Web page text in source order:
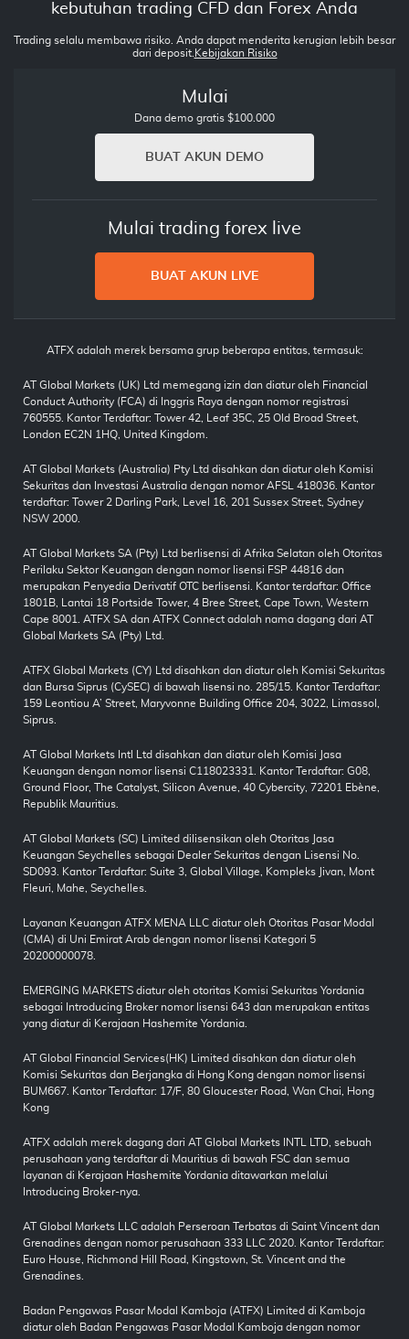
kebutuhan trading CFD dan Forex Anda
Trading selalu membawa risiko. Anda dapat menderita kerugian lebih besar
dari deposit. Kebijakan Risiko
Mulai
Dana demo gratis $100.000
BUAT AKUN DEMO
Mulai trading forex live
BUAT AKUN LIVE
ATFX adalah merek bersama grup beberapa entitas, termasuk:
AT Global Markets (UK) Ltd memegang izin dan diatur oleh Financial
Conduct Authority (FCA) di Inggris Raya dengan nomor registrasi
760555. Kantor Terdaftar: Tower 42, Leaf 35C, 25 Old Broad Street,
London EC2N 1HQ, United Kingdom.
AT Global Markets (Australia) Pty Ltd disahkan dan diatur oleh Komisi
Sekuritas dan Investasi Australia dengan nomor AFSL 418036. Kantor
terdaftar: Tower 2 Darling Park, Level 16, 201 Sussex Street, Sydney
NSW 2000.
AT Global Markets SA (Pty) Ltd berlisensi di Afrika Selatan oleh Otoritas
Perilaku Sektor Keuangan dengan nomor lisensi FSP 44816 dan
merupakan Penyedia Derivatif OTC berlisensi. Kantor terdaftar: Office
1801B, Lantai 18 Portside Tower, 4 Bree Street, Cape Town, Western
Cape 8001. ATFX SA dan ATFX Connect adalah nama dagang dari AT
Global Markets SA (Pty) Ltd.
ATFX Global Markets (CY) Ltd disahkan dan diatur oleh Komisi Sekuritas
dan Bursa Siprus (CySEC) di bawah lisensi no. 285/15. Kantor Terdaftar:
159 Leontiou A’ Street, Maryvonne Building Office 204, 3022, Limassol,
Siprus.
AT Global Markets Intl Ltd disahkan dan diatur oleh Komisi Jasa
Keuangan dengan nomor lisensi C118023331. Kantor Terdaftar: G08,
Ground Floor, The Catalyst, Silicon Avenue, 40 Cybercity, 72201 Ebène,
Republik Mauritius.
AT Global Markets (SC) Limited dilisensikan oleh Otoritas Jasa
Keuangan Seychelles sebagai Dealer Sekuritas dengan Lisensi No.
SD093. Kantor Terdaftar: Suite 3, Global Village, Kompleks Jivan, Mont
Fleuri, Mahe, Seychelles.
Layanan Keuangan ATFX MENA LLC diatur oleh Otoritas Pasar Modal
(CMA) di Uni Emirat Arab dengan nomor lisensi Kategori 5
20200000078.
EMERGING MARKETS diatur oleh otoritas Komisi Sekuritas Yordania
sebagai Introducing Broker nomor lisensi 643 dan merupakan entitas
yang diatur di Kerajaan Hashemite Yordania.
AT Global Financial Services(HK) Limited disahkan dan diatur oleh
Komisi Sekuritas dan Berjangka di Hong Kong dengan nomor lisensi
BUM667. Kantor Terdaftar: 17/F, 80 Gloucester Road, Wan Chai, Hong
Kong
ATFX adalah merek dagang dari AT Global Markets INTL LTD, sebuah
perusahaan yang terdaftar di Mauritius di bawah FSC dan semua
layanan di Kerajaan Hashemite Yordania ditawarkan melalui
Introducing Broker-nya.
AT Global Markets LLC adalah Perseroan Terbatas di Saint Vincent dan
Grenadines dengan nomor perusahaan 333 LLC 2020. Kantor Terdaftar:
Euro House, Richmond Hill Road, Kingstown, St. Vincent and the
Grenadines.
Badan Pengawas Pasar Modal Kamboja (ATFX) Limited di Kamboja
diatur oleh Badan Pengawas Pasar Modal Kamboja dengan nomor